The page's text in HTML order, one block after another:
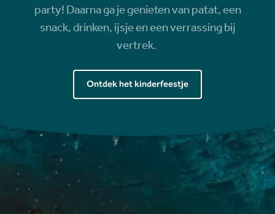
party! Daarna ga je genieten van patat, een
snack, drinken, ijsje en een verrassing bij
vertrek.
Ontdek het kinderfeestje